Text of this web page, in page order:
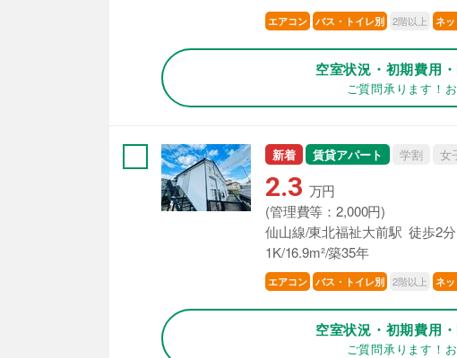
エアコン バス・トイレ別 2階以上 ネ
空室状況・初期費用
ご質問承ります！
新着 賃貸アパート 学割 女
2.3 万円
(管理費等：2,000円)
仙山線/東北福祉大前駅 徒歩2分
1K/16.9m²/築35年
エアコン バス・トイレ別 2階以上 ネ
空室状況・初期費用
ご質問承ります！